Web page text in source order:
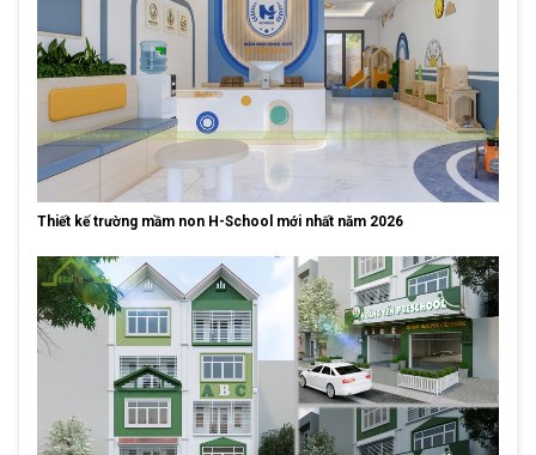
Thiết kế trường mầm non H-School mới nhất năm 2026